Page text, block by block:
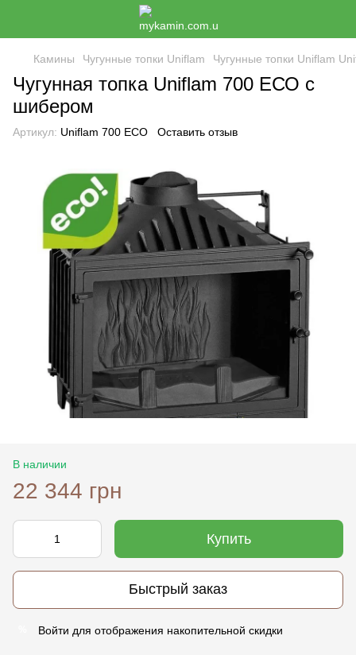
Камины Чугунные топки Uniflam Чугунные топки Uniflam
Чугунная топка Uniflam 700 ЕСО с
шибером
Артикул: Uniflam 700 ЕСО Оставить отзыв
В наличии
22 344 грн
Купить
Быстрый заказ
Войти для отображения накопительной скидки